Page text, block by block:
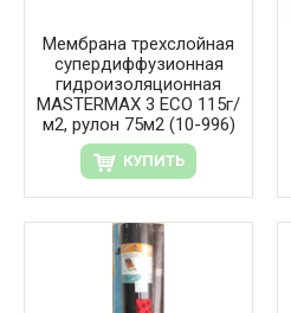
Мембрана трехслойная
супердиффузионная
гидроизоляционная
MASTERMAX 3 ECO 115г/
м2, рулон 75м2 (10-996)
КУПИТЬ